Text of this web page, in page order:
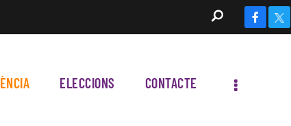
ELECCIONS CONTACTE